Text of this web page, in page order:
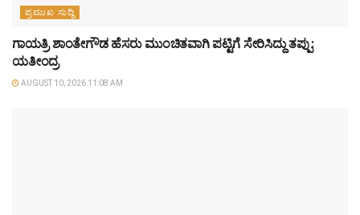
ಪ್ರಮುಖ ಸುದ್ದಿ
ಗಾಯತ್ರಿ ಶಾಂತೇಗೌಡ ಹೆಸರು ಮುಂಚಿತವಾಗಿ ಪಟ್ಟಿಗೆ ಸೇರಿಸಿದ್ದು ತಪ್ಪು:
ಯತೀಂದ್ರ
AUGUST 10, 2026 11:08 AM